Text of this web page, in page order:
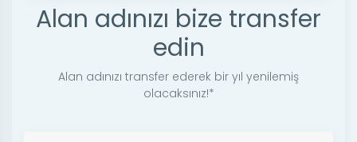
Alan adınızı bize transfer
edin
Alan adınızı transfer ederek bir yıl yenilemiş
olacaksınız!*